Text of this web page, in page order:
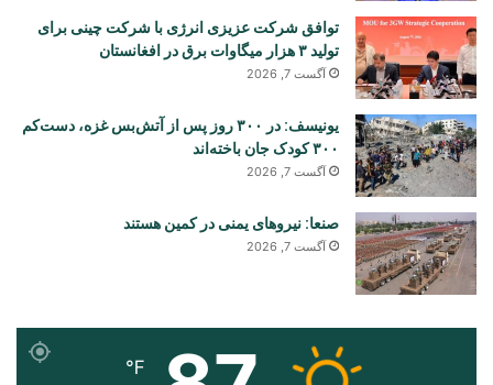
توافق شرکت عزیزی انرژی با شرکت چینی برای
تولید ۳ هزار میگاوات برق در افغانستان
آگست 7, 2026
یونیسف: در ۳۰۰ روز پس از آتش‌بس غزه، دست‌کم
۳۰۰ کودک جان باخته‌اند
آگست 7, 2026
صنعا: نیروهای یمنی در کمین هستند
آگست 7, 2026
℉